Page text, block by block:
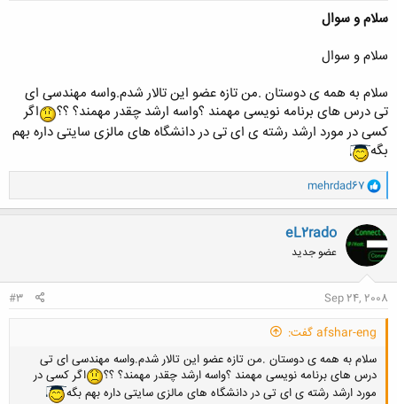
سلام و سوال
سلام و سوال
سلام به همه ی دوستان .من تازه عضو این تالار شدم.واسه مهندسی ای
تی درس های برنامه نویسی مهمند ؟واسه ارشد چقدر مهمند؟ ؟؟
اگر
کسی در مورد ارشد رشته ی ای تی در دانشگاه های مالزی سایتی داره بهم
بگه
و
ا
ک
ن
ش
ا
mehrdad67
eL2rado
عضو جدید
Sep 24, 2008
#3
afshar-eng گفت:
سلام به همه ی دوستان .من تازه عضو این تالار شدم.واسه مهندسی ای تی
درس های برنامه نویسی مهمند ؟واسه ارشد چقدر مهمند؟ ؟؟
اگر کسی در
مورد ارشد رشته ی ای تی در دانشگاه های مالزی سایتی داره بهم بگه